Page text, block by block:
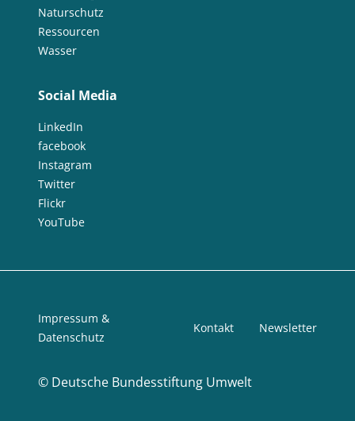
Naturschutz
Ressourcen
Wasser
Social Media
LinkedIn
facebook
Instagram
Twitter
Flickr
YouTube
© Deutsche Bundesstiftung Umwelt
Impressum &
Datenschutz
Kontakt Newsletter